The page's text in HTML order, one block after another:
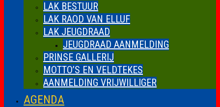
LAK BESTUUR
LAK RAOD VAN ELLUF
LAK JEUGDRAAD
JEUGDRAAD AANMELDING
PRINSE GALLERIJ
MOTTO’S EN VELDTEKES
AANMELDING VRIJWILLIGER
AGENDA